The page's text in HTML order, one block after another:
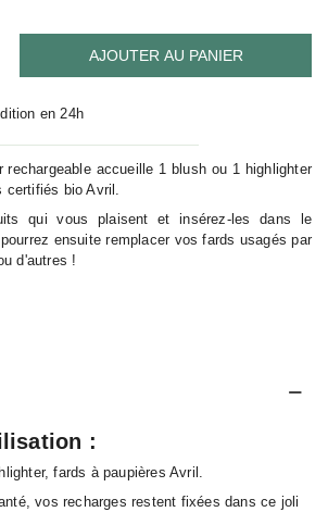
AJOUTER AU PANIER
en 24h
rechargeable accueille 1 blush ou 1 highlighter
certifiés bio Avril.
qui vous plaisent et insérez-les dans le
ensuite remplacer vos fards usagés par
d'autres !
:
fards à paupières Avril.
vos recharges restent fixées dans ce joli